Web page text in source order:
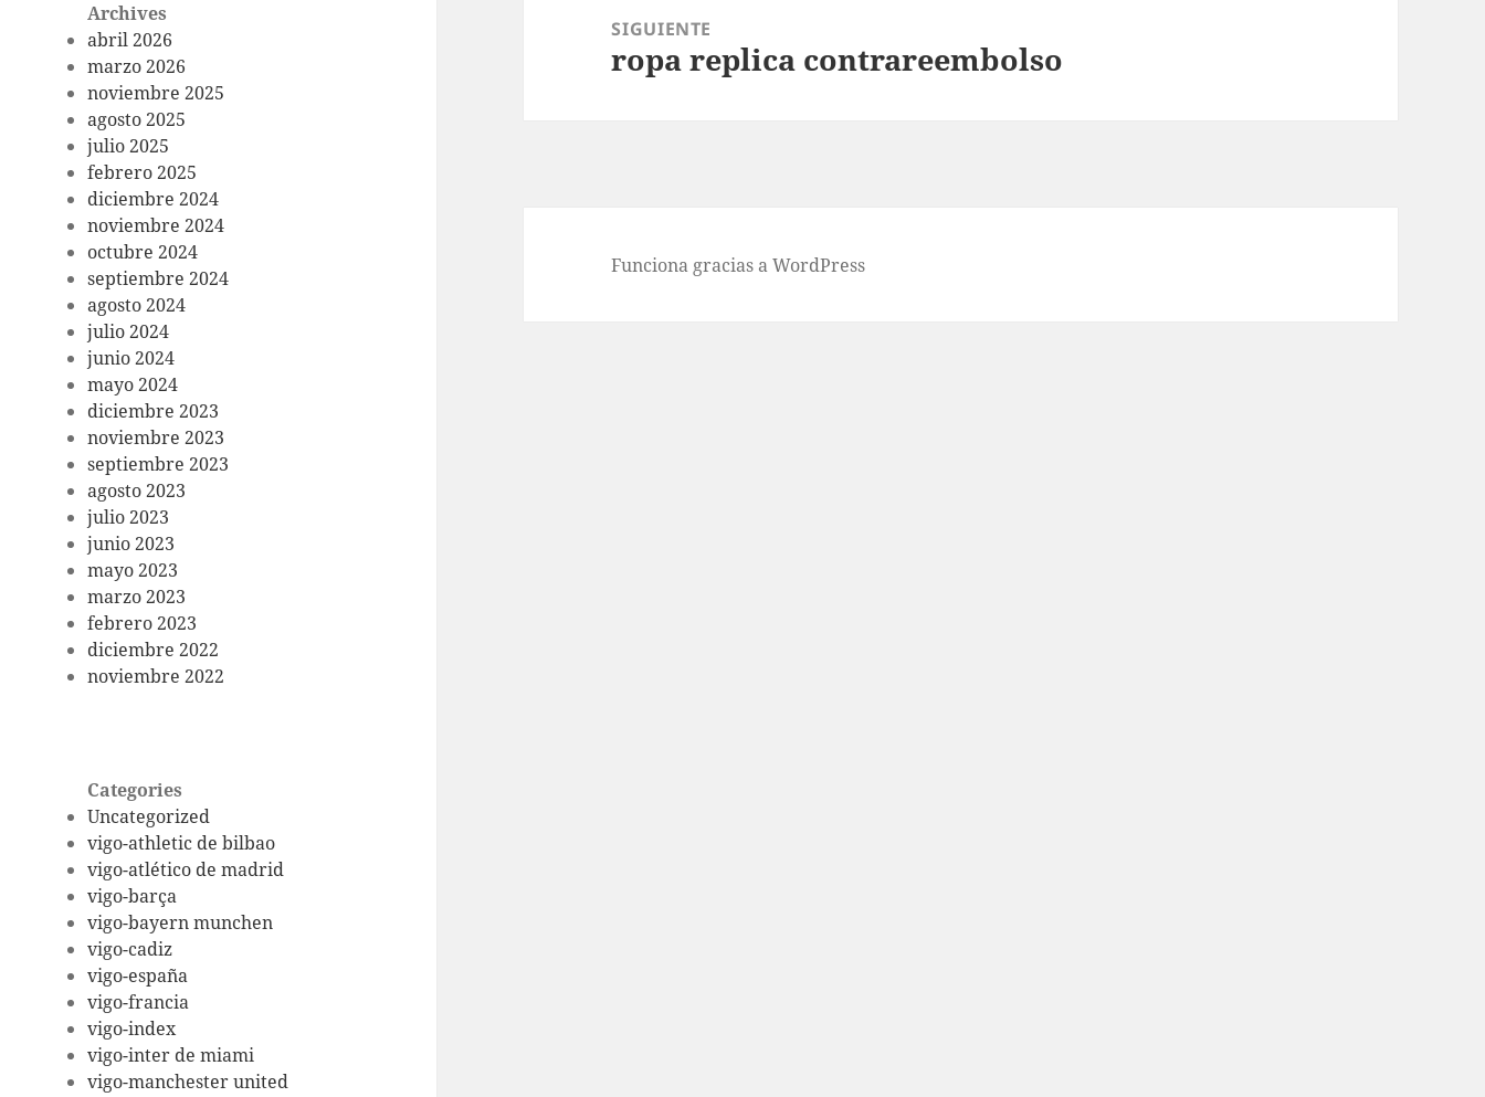
Archives
abril 2026
marzo 2026
noviembre 2025
agosto 2025
julio 2025
febrero 2025
diciembre 2024
noviembre 2024
octubre 2024
septiembre 2024
agosto 2024
julio 2024
junio 2024
mayo 2024
diciembre 2023
noviembre 2023
septiembre 2023
agosto 2023
julio 2023
junio 2023
mayo 2023
marzo 2023
febrero 2023
diciembre 2022
noviembre 2022
Categories
Uncategorized
vigo-athletic de bilbao
vigo-atlético de madrid
vigo-barça
vigo-bayern munchen
vigo-cadiz
vigo-españa
vigo-francia
vigo-index
vigo-inter de miami
vigo-manchester united
SIGUIENTE
Entrada
ropa replica contrareembolso
Funciona gracias a WordPress